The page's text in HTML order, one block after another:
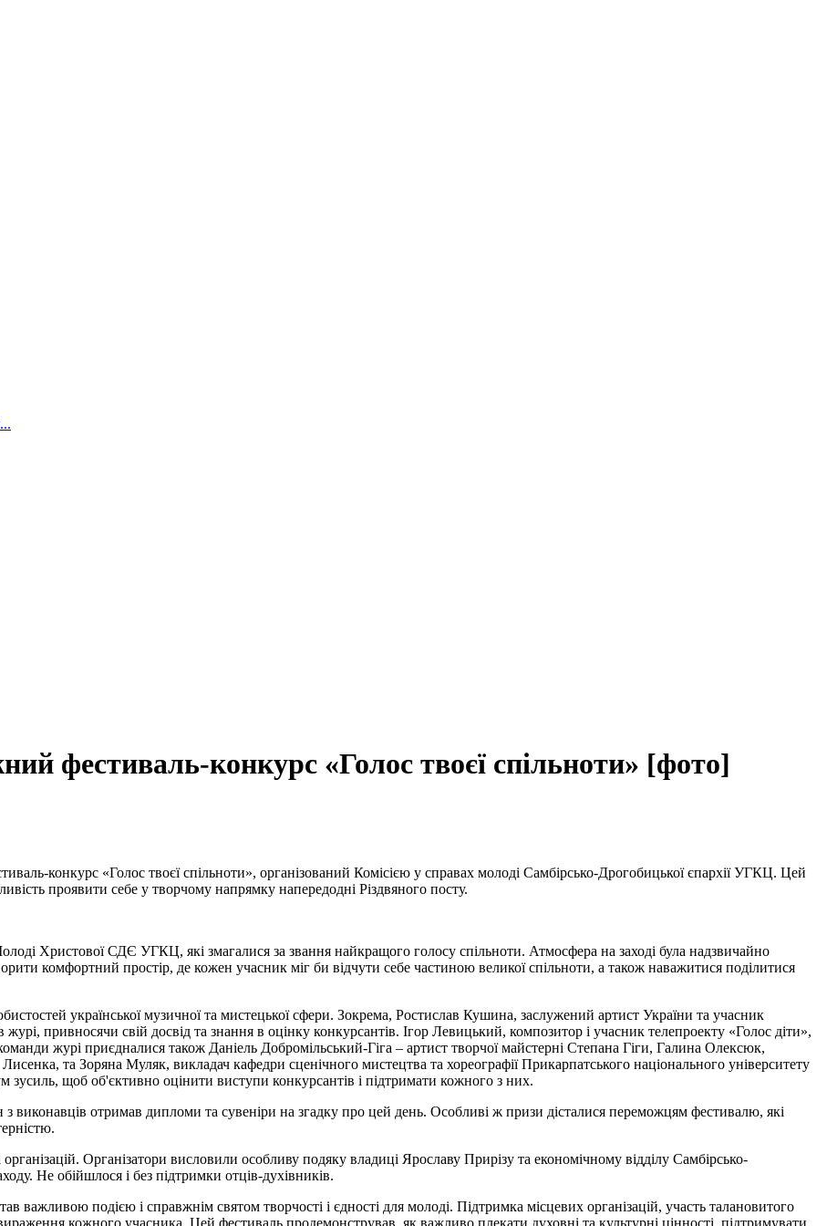
фестиваль-конкурс «Голос твоєї спільноти» [фото]
конкурс «Голос твоєї спільноти», організований Комісією у справах молоді Самбірсько-Дрогобицької єпархії УГКЦ. Цей
проявити себе у творчому напрямку напередодні Різдвяного посту.
Христової СДЄ УГКЦ, які змагалися за звання найкращого голосу спільноти. Атмосфера на заході була надзвичайно
комфортний простір, де кожен учасник міг би відчути себе частиною великої спільноти, а також наважитися поділитися
української музичної та мистецької сфери. Зокрема, Ростислав Кушина, заслужений артист України та учасник
привносячи свій досвід та знання в оцінку конкурсантів. Ігор Левицький, композитор і учасник телепроекту «Голос діти»,
журі приєдналися також Даніель Добромільський-Гіга – артист творчої майстерні Степана Гіги, Галина Олексюк,
та Зоряна Муляк, викладач кафедри сценічного мистецтва та хореографії Прикарпатського національного університету
щоб об'єктивно оцінити виступи конкурсантів і підтримати кожного з них.
виконавців отримав дипломи та сувеніри на згадку про цей день. Особливі ж призи дісталися переможцям фестивалю, які
Організатори висловили особливу подяку владиці Ярославу Прирізу та економічному відділу Самбірсько-
Не обійшлося і без підтримки отців-духівників.
важливою подією і справжнім святом творчості і єдності для молоді. Підтримка місцевих організацій, участь талановитого
кожного учасника. Цей фестиваль продемонстрував, як важливо плекати духовні та культурні цінності, підтримувати